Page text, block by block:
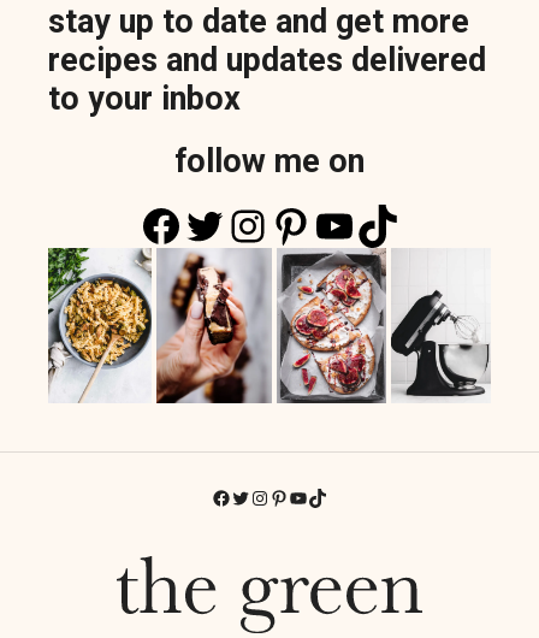
stay up to date and get more
recipes and updates delivered
to your inbox
follow me on
Facebook
Twitter
Instagram
Pinterest
YouTube
TikTok
Facebook
Twitter
Instagram
Pinterest
YouTube
TikTok